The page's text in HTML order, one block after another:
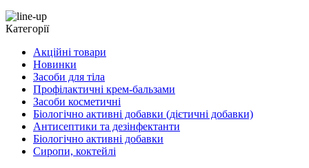
Категорії
Акційні товари
Новинки
Засоби для тіла
Профілактичні крем-бальзами
Засоби косметичні
Біологічно активні добавки (дієтичні добавки)
Антисептики та дезінфектанти
Біологічно активні добавки
Сиропи, коктейлі